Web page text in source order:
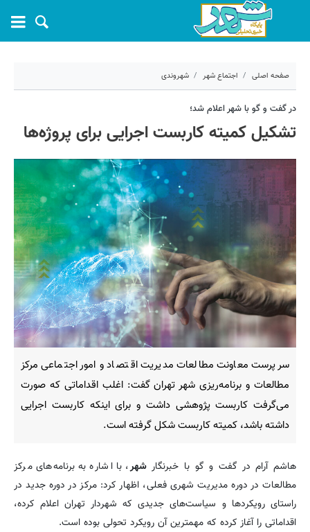
صفحه اصلی اجتماع شهر شهروندی
۲۱ آذر ۱۴۰۱ - ۰۹:۳۳
کد مطلب: 29354
در گفت و گو با شهر اعلام شد؛
تشکیل کمیته کاربست اجرایی برای پروژه‌ها
سرپرست معاونت مطالعات مدیریت اقتصاد و امور اجتماعی مرکز
مطالعات و برنامه‌ریزی شهر تهران گفت: اغلب اقداماتی که صورت
می‌گرفت کاربست پژوهشی داشت و برای اینکه کاربست اجرایی
داشته باشد، کمیته کاربست شکل گرفته است.
هاشم آرام در گفت و گو با خبرنگار شهر، با اشاره به برنامه‌های مرکز
مطالعات در دوره مدیریت شهری فعلی، اظهار کرد: مرکز در دوره جدید در
راستای رویکردها و سیاست‌های جدیدی که شهردار تهران اعلام کرده،
اقداماتی را آغاز کرده که مهمترین آن رویکرد تحولی بوده است.